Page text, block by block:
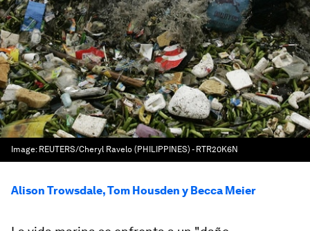
Image: REUTERS/Cheryl Ravelo (PHILIPPINES) - RTR20K6N
Alison Trowsdale, Tom Housden y Becca Meier